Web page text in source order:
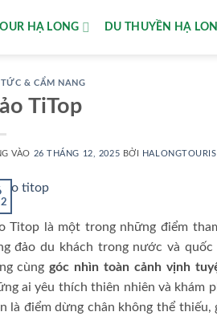
HẠ LONG DU THUYỀN HẠ
& CẨM NANG
TiTop
VÀO 26 THÁNG 12, 2025 BỞI
Titop là một trong những điểm
đảo du khách trong nước và quốc
cùnggóc nhìn toàn cảnh vịnh
ai yêu thích thiên nhiên và khám
là điểm dừng chân không thể